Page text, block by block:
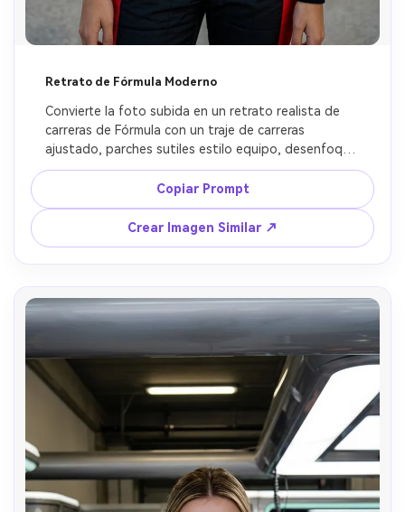
Retrato de Fórmula Moderno
Convierte la foto subida en un retrato realista de
carreras de Fórmula con un traje de carreras
ajustado, parches sutiles estilo equipo, desenfoque
de fondo limpio, textura de piel pulida, iluminación
controlada de estudio a pista, fotografía editorial
premium y confianza tranquila de campeón,
preservar identidad facial exacta.
Copiar Prompt
Crear Imagen Similar ↗